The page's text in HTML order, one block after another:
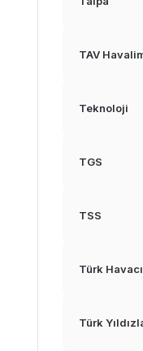
TAV
Teknoloji
TGS
TSS
Türk
Türk